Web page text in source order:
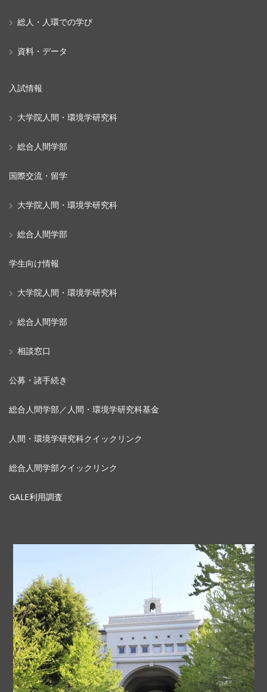
総人・人環での学び
資料・データ
入試情報
大学院人間・環境学研究科
総合人間学部
国際交流・留学
大学院人間・環境学研究科
総合人間学部
学生向け情報
大学院人間・環境学研究科
総合人間学部
相談窓口
公募・諸手続き
総合人間学部／人間・環境学研究科基金
人間・環境学研究科クイックリンク
総合人間学部クイックリンク
GALE利用調査